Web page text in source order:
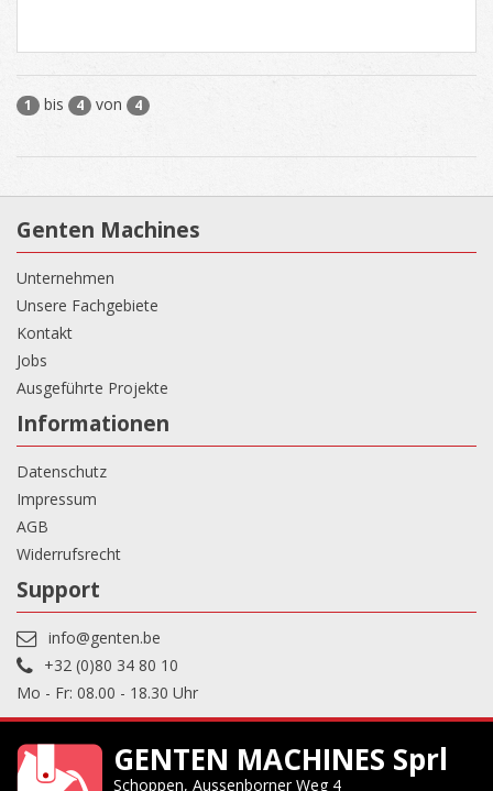
1 bis 4 von 4
Genten Machines
Unternehmen
Unsere Fachgebiete
Kontakt
Jobs
Ausgeführte Projekte
Informationen
Datenschutz
Impressum
AGB
Widerrufsrecht
Support
info@genten.be
+32 (0)80 34 80 10
Mo - Fr: 08.00 - 18.30 Uhr
GENTEN MACHINES Sprl
Schoppen, Aussenborner Weg 4